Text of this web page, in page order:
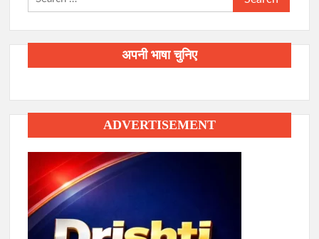
for:
अपनी भाषा चुनिए
ADVERTISEMENT